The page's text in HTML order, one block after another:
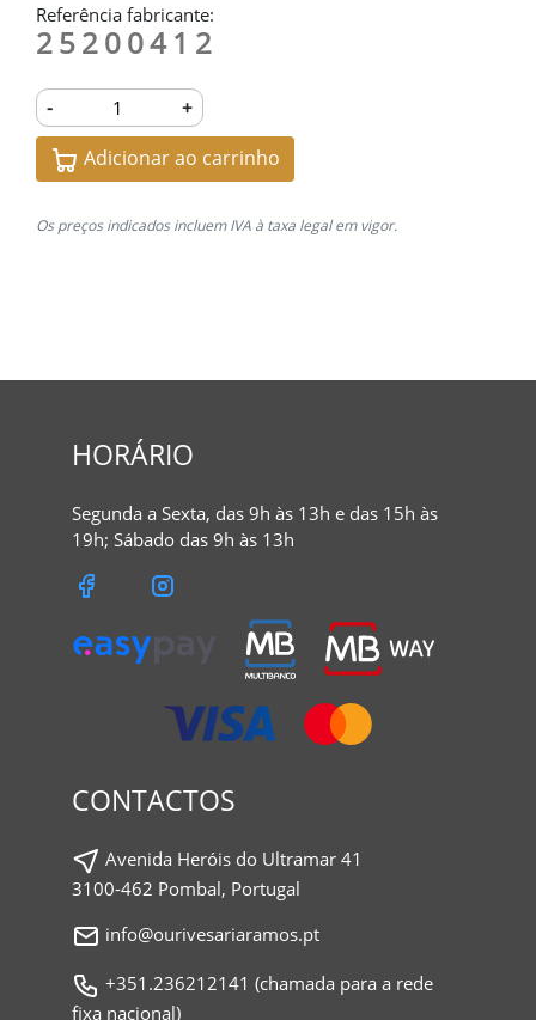
Referência fabricante:
25200412
- +
Adicionar ao carrinho
Os preços indicados incluem IVA à taxa legal em vigor.
HORÁRIO
Segunda a Sexta, das 9h às 13h e das 15h às
19h; Sábado das 9h às 13h
CONTACTOS
Avenida Heróis do Ultramar 41
3100-462 Pombal, Portugal
info@ourivesariaramos.pt
+351.236212141 (chamada para a rede
fixa nacional)